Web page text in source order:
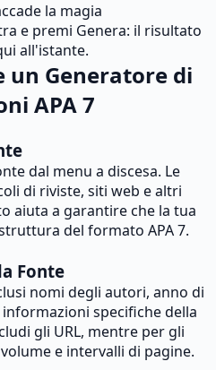
la magia
e premi Genera: il risultato
all'istante.
un Generatore di
APA 7
dal menu a discesa. Le
di riviste, siti web e altri
aiuta a garantire che la tua
del formato APA 7.
Fonte
nomi degli autori, anno di
specifiche della
gli URL, mentre per gli
e intervalli di pagine.